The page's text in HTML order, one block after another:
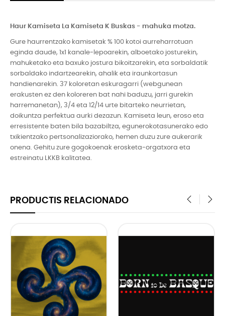
Haur Kamiseta La Kamiseta K Buskas - mahuka motza.
Gure haurrentzako kamisetak % 100 kotoi aurreharrotuan
eginda daude, 1x1 kanale-lepoarekin, alboetako josturekin,
mahuketako eta baxuko jostura bikoitzarekin, eta sorbaldatik
sorbaldako indartzearekin, ahalik eta iraunkortasun
handienarekin. 37 koloretan eskuragarri (webgunean
erakusten ez den koloreren bat nahi baduzu, jarri gurekin
harremanetan), 3/4 eta 12/14 urte bitarteko neurrietan,
doikuntza perfektua aurki dezazun. Kamiseta leun, eroso eta
erresistente baten bila bazabiltza, egunerokotasunerako edo
txikientzako pertsonalizaziorako, hemen duzu zure aukerarik
onena. Gehitu zure gogokoenak erosketa-orgatxora eta
estreinatu LKKB kalitatea.
PRODUCTIS RELACIONADO